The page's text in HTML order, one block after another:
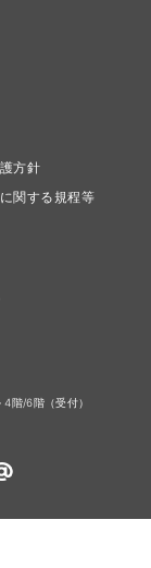
方針
関する規程等
階/6階（受付）